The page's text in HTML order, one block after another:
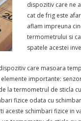
dispozitiv care ne
cat de frig este
aflam impreuna
termometrului si
spatele acestei
care masoara
importante:
la termometrul de sticla
fizice odata cu
aceste schimbari fizice in